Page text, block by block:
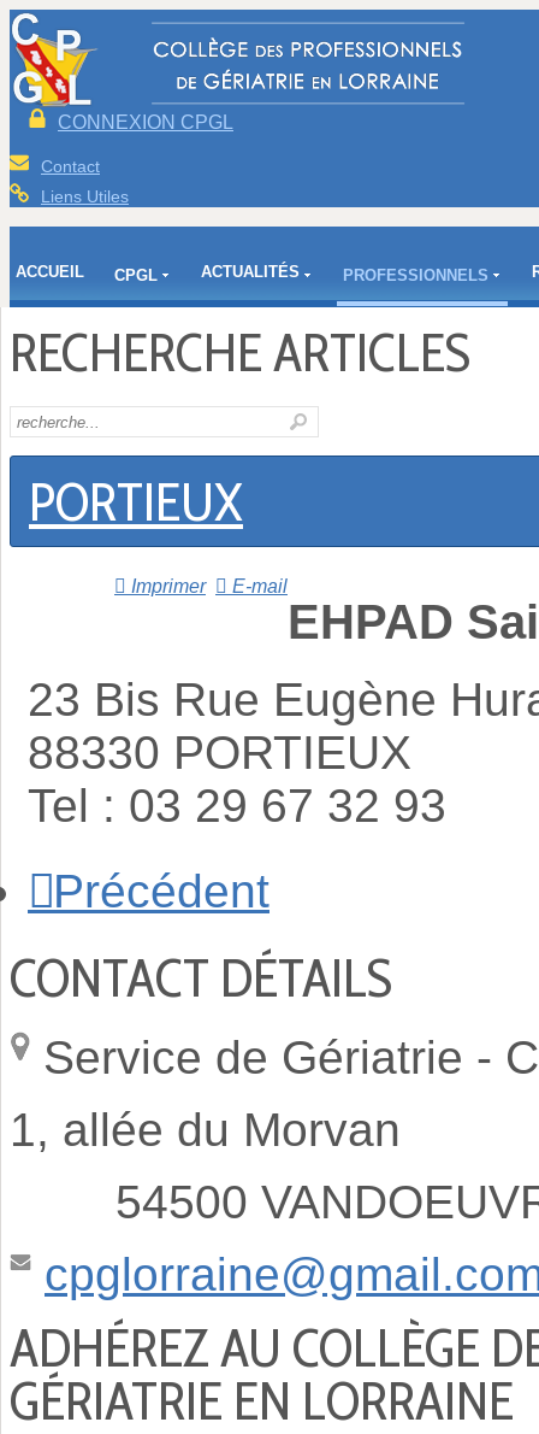
CONNEXION CPGL
Contact
Liens Utiles
ACCUEIL CPGL ACTUALITÉS PROFESSIONNELS
RECHERCHE ARTICLES
PORTIEUX
Imprimer E-mail
EHPAD
23 Bis Rue Eugène
88330 PORTIEUX
Tel : 03 29 67 32 93
Précédent
CONTACT DÉTAILS
Service de Gériatrie -
1, allée du Morvan
54500
ADHÉREZ AU COLLÈGE
GÉRIATRIE EN LORRAINE